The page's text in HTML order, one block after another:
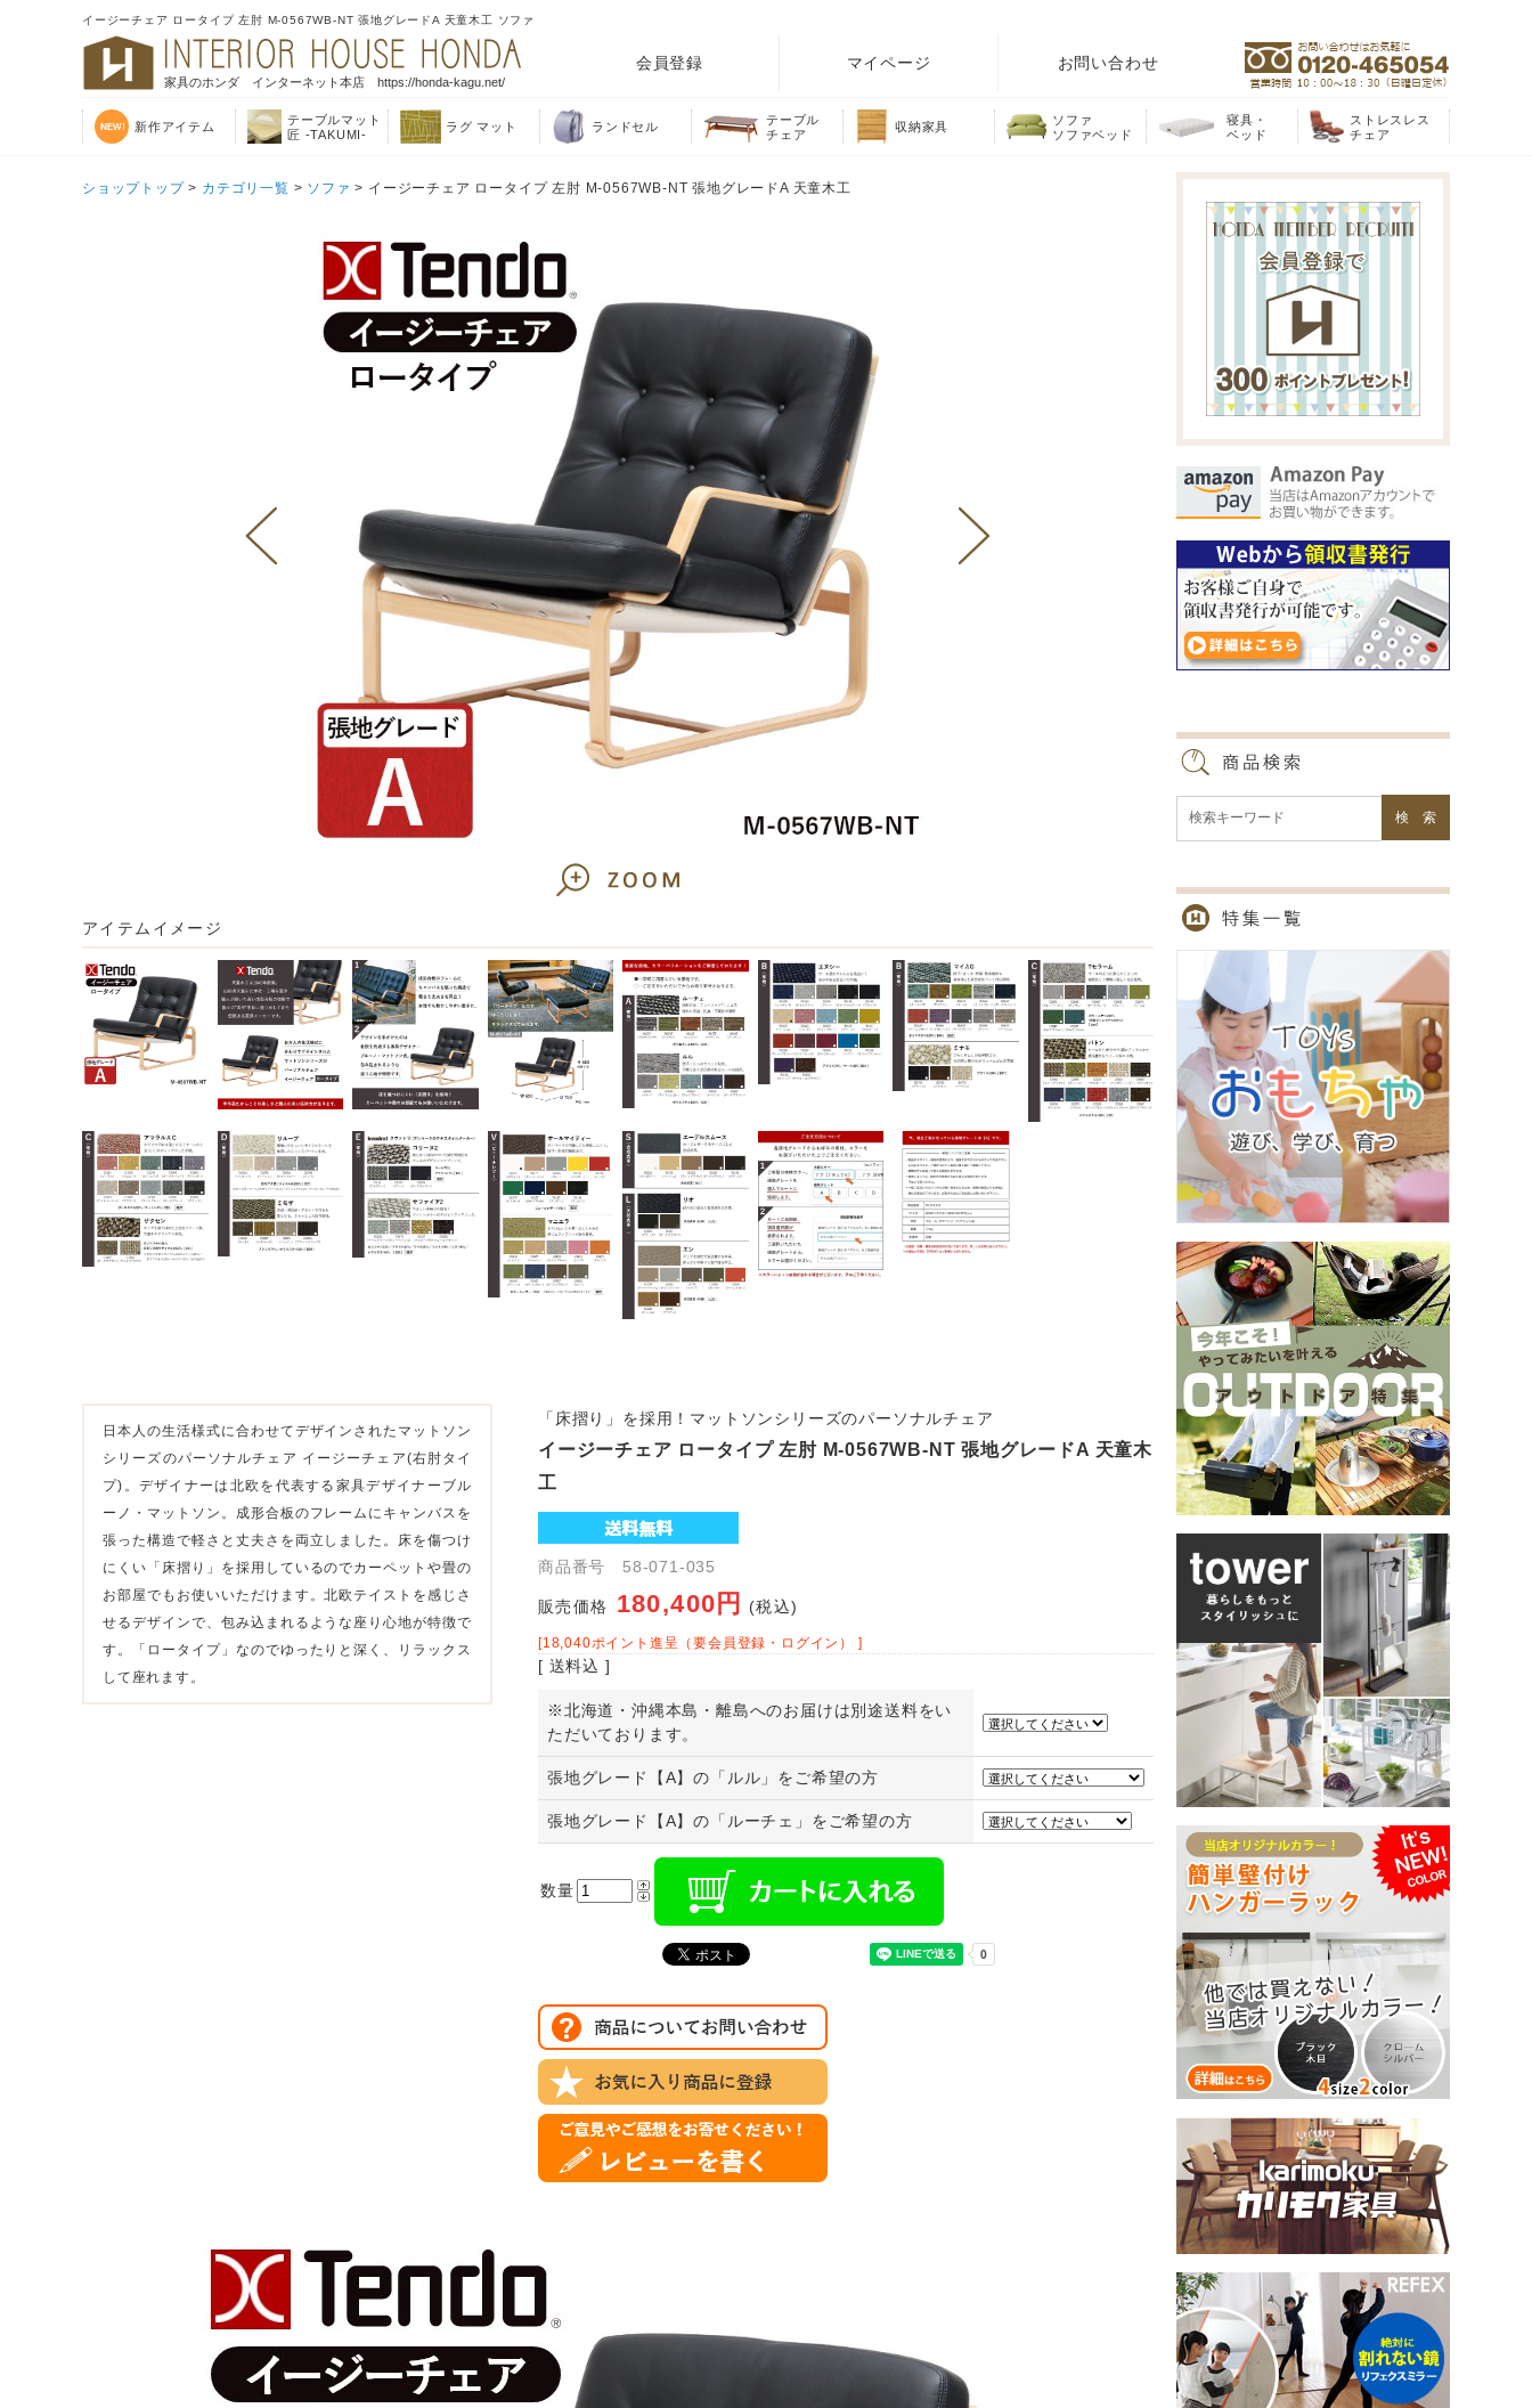
イージーチェア ロータイプ 左肘 M-0567WB-NT 張地グレードA 天童木工 ソファ
家具のホンダ インターネット本店 https://honda-kagu.net/
会員登録 マイページ お問い合わせ
新作アイテム
テーブルマット
匠 -TAKUMI-
ラグ マット ランドセル
テーブル
チェア
収納家具
ソファ
ソファベッド
寝具・
ベッド
ストレスレス
チェア
ショップトップ> カテゴリ一覧 > ソファ > イージーチェア ロータイプ 左肘 M-0567WB-NT 張地グレードA 天童木工
アイテムイメージ
日本人の生活様式に合わせてデザインされたマットソン
シリーズのパーソナルチェア イージーチェア(右肘タイ
プ)。デザイナーは北欧を代表する家具デザイナーブル
ーノ・マットソン。成形合板のフレームにキャンバスを
張った構造で軽さと丈夫さを両立しました。床を傷つけ
にくい「床摺り」を採用しているのでカーペットや畳の
お部屋でもお使いいただけます。北欧テイストを感じさ
せるデザインで、包み込まれるような座り心地が特徴で
す。「ロータイプ」なのでゆったりと深く、リラックス
して座れます。
「床摺り」を採用！マットソンシリーズのパーソナルチェア
イージーチェア ロータイプ 左肘 M-0567WB-NT 張地グレードA 天童木
工
商品番号 58-071-035
販売価格 180,400円 (税込)
[18,040ポイント進呈（要会員登録・ログイン） ]
[ 送料込 ]
※北海道・沖縄本島・離島へのお届けは別途送料をい
ただいております。
張地グレード【A】の「ルル」をご希望の方
張地グレード【A】の「ルーチェ」をご希望の方
数量